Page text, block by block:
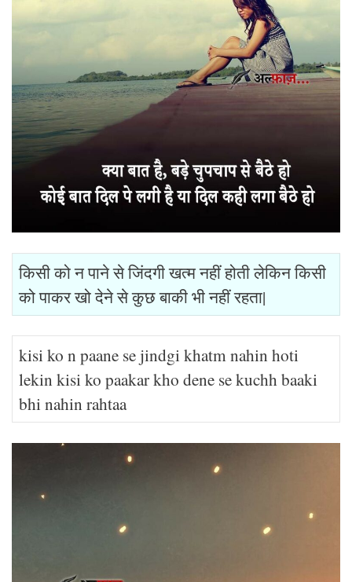
किसी को न पाने से जिंदगी खत्म नहीं होती लेकिन किसी
को पाकर खो देने से कुछ बाकी भी नहीं रहता|
kisi ko n paane se jindgi khatm nahin hoti
lekin kisi ko paakar kho dene se kuchh baaki
bhi nahin rahtaa